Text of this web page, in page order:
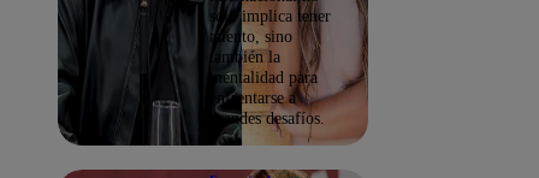
solo implica tener
talento, sino
también la
mentalidad para
enfrentarse a
grandes desafíos.